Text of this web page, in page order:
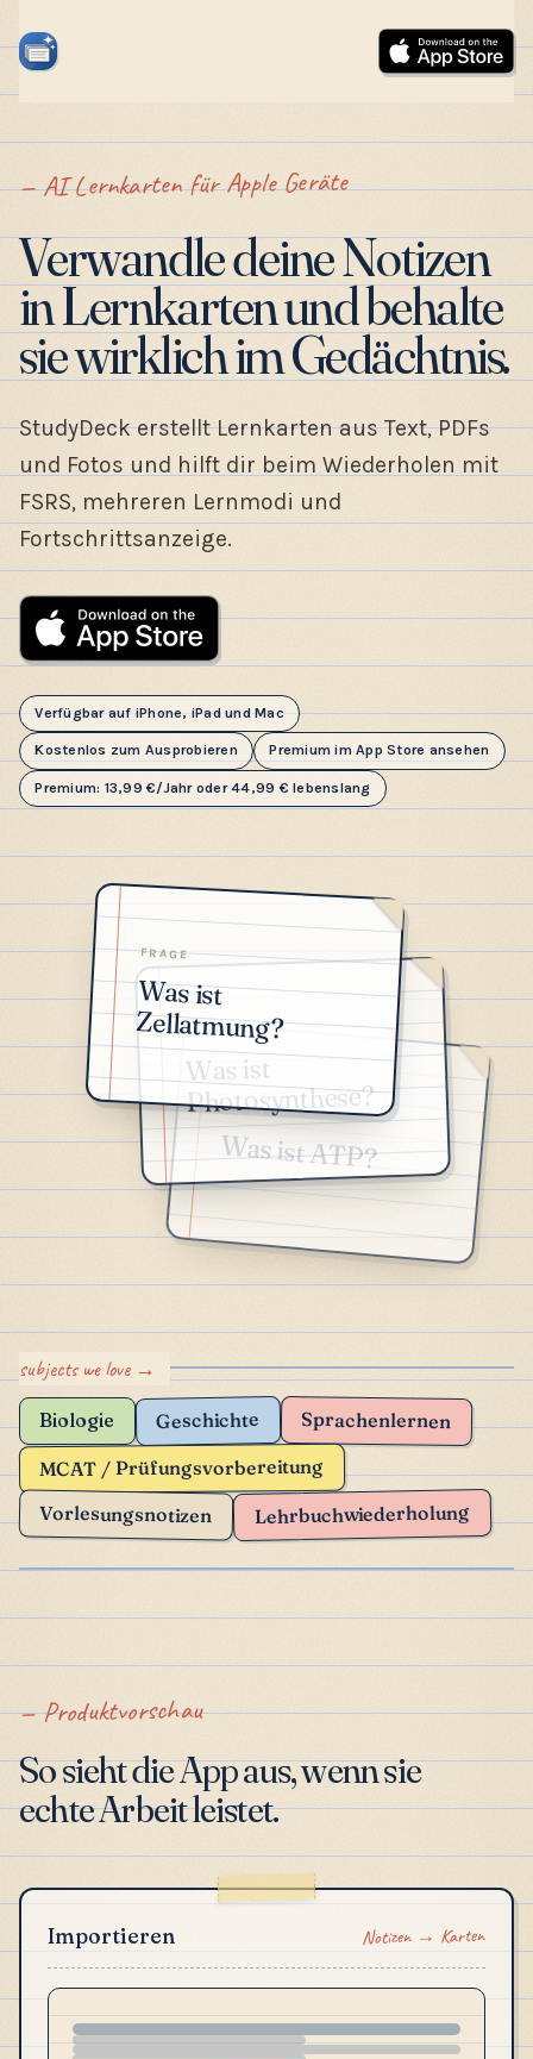
AI Lernkarten für Apple Geräte
Verwandle deine Notizen
in Lernkarten und behalte
sie wirklich im Gedächtnis.
StudyDeck erstellt Lernkarten aus Text, PDFs
und Fotos und hilft dir beim Wiederholen mit
FSRS, mehreren Lernmodi und
Fortschrittsanzeige.
Verfügbar auf iPhone, iPad und Mac
Kostenlos zum Ausprobieren Premium im App Store ansehen
Premium: 13,99 €/Jahr oder 44,99 € lebenslang
FRAGE
Was ist
Zellatmung?
FRAGE
Was ist
Photosynthese?
FRAGE
Was ist ATP?
Biologie Geschichte Sprachenlernen
MCAT / Prüfungsvorbereitung
Vorlesungsnotizen Lehrbuchwiederholung
Produktvorschau
So sieht die App aus, wenn sie
echte Arbeit leistet.
Importieren Notizen → Karten